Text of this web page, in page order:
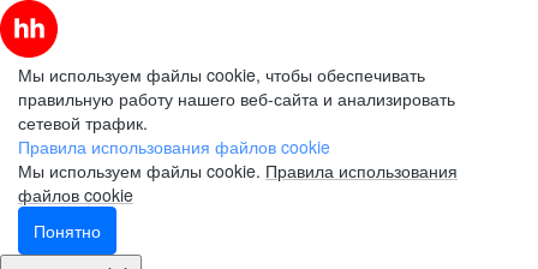
Мы используем файлы cookie, чтобы обеспечивать
правильную работу нашего веб-сайта и анализировать
сетевой трафик.
Правила использования файлов cookie
Мы используем файлы cookie. Правила использования
файлов cookie
Понятно